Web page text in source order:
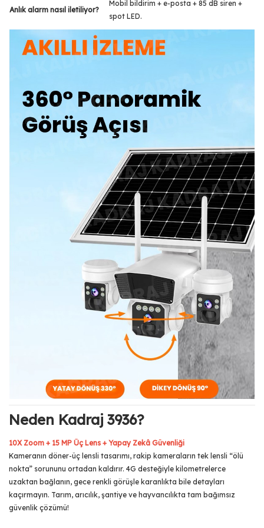
Anlık alarm nasıl iletiliyor?
Mobil bildirim + e-posta + 85 dB siren +
spot LED.
Neden Kadraj 3936?
10X Zoom + 15 MP Üç Lens + Yapay Zekâ Güvenliği
Kameranın döner-üç lensli tasarımı, rakip kameraların tek lensli “ölü
nokta” sorununu ortadan kaldırır. 4G desteğiyle kilometrelerce
uzaktan bağlanın, gece renkli görüşle karanlıkta bile detayları
kaçırmayın. Tarım, arıcılık, şantiye ve hayvancılıkta tam bağımsız
güvenlik çözümü!